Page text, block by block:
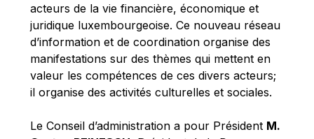
Mireille Delmas-Marty
Nobuo Tanaka
Otmar Issing
Paolo Mengozzi
Paschal Donohoe
Pat Cox
acteurs de la vie financière, économique et
juridique luxembourgeoise. Ce nouveau réseau
d’information et de coordination organise des
manifestations sur des thèmes qui mettent en
valeur les compétences de ces divers acteurs;
il organise des activités culturelles et sociales.
Le Conseil d’administration a pour Président M.